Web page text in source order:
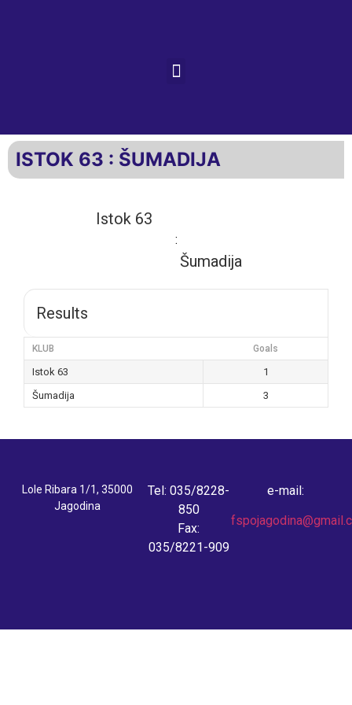
ISTOK 63 : ŠUMADIJA
Istok 63
:
Šumadija
Results
KLUB Goals
Istok 63
1
Šumadija
3
Lole Ribara 1/1, 35000
Jagodina
Tel: 035/8228-
850
Fax:
035/8221-909
e-mail: